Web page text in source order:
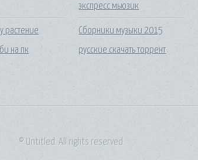
растение
на пк
экспресс мьюзик
Сборники музыки 2015
русские скачать торрент
© Untitled. All rights reserved.